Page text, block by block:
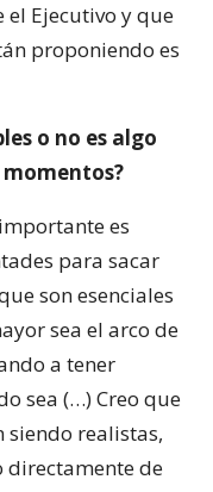
el Ejecutivo y que
proponiendo es
o no es algo
es
para sacar
son esenciales
sea el arco de
a tener
sea (…) Creo que
realistas,
directamente de